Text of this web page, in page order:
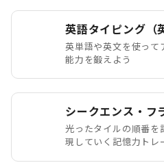
英語タイピング（
英単語や英文を使っ
能力を鍛えよう
シークエンス・フ
光ったタイルの順番
現していく記憶力トレ